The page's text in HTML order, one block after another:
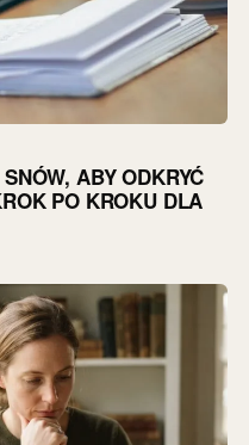
ABY ODKRYĆ
PO KROKU DLA